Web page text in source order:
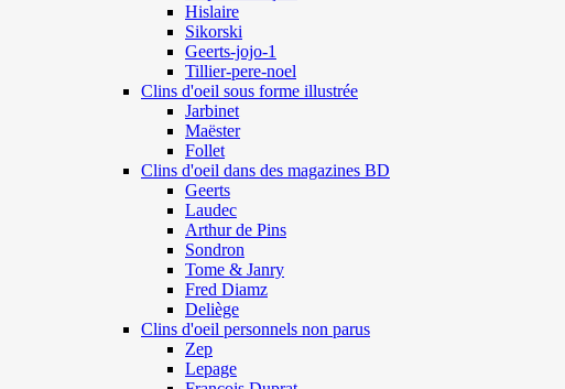
Hislaire
Sikorski
Geerts-jojo-1
Tillier-pere-noel
Clins d'oeil sous forme illustrée
Jarbinet
Maëster
Follet
Clins d'oeil dans des magazines BD
Geerts
Laudec
Arthur de Pins
Sondron
Tome & Janry
Fred Diamz
Deliège
Clins d'oeil personnels non parus
Zep
Lepage